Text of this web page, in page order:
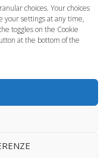
choices. Your choices
your settings at any time,
toggles on the Cookie
at the bottom of the
neonato?
le
sicuro”
non dorme di notte -